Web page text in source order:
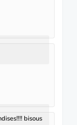
bisous